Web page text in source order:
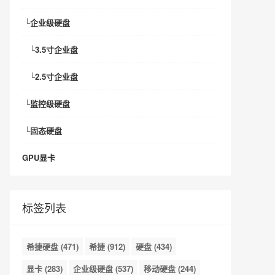
└企业级硬盘
└3.5寸企业盘
└2.5寸企业盘
└监控级硬盘
└固态硬盘
GPU显卡
标签列表
希捷硬盘 (471) 希捷 (912) 硬盘 (434)
显卡 (283) 企业级硬盘 (537) 移动硬盘 (244)